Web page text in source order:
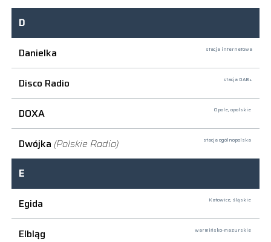
D
Danielka
stacja internetowa
Disco Radio stacja DAB+
DOXA Opole, opolskie
Dwójka (Polskie Radio) stacja ogólnopolska
E
Egida
Katowice, śląskie
Elbląg warmińsko-mazurskie